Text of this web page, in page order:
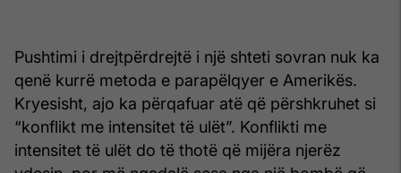
Pushtimi i drejtpërdrejtë i një shteti sovran nuk ka
qenë kurrë metoda e parapëlqyer e Amerikës.
Kryesisht, ajo ka përqafuar atë që përshkruhet si
“konflikt me intensitet të ulët”. Konflikti me
intensitet të ulët do të thotë që mijëra njerëz